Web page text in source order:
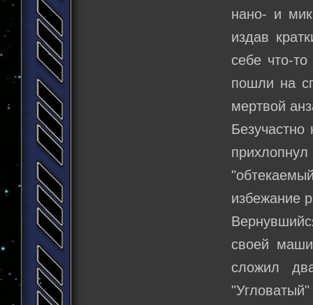
нано- и
издав
себе что-
пошли на
мертвой
избежание
своей
сложил